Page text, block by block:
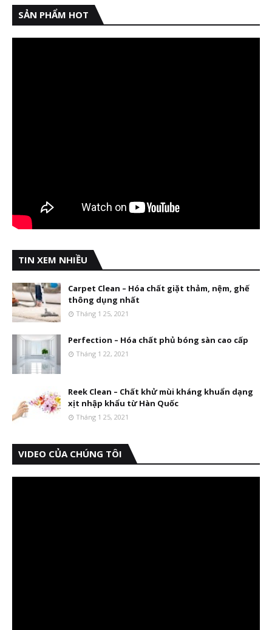
SẢN PHẨM HOT
TIN XEM NHIỀU
Carpet Clean – Hóa chất giặt thảm, nệm, ghế
thông dụng nhất
Tháng 1 25, 2021
Perfection – Hóa chất phủ bóng sàn cao cấp
Tháng 1 22, 2021
Reek Clean – Chất khử mùi kháng khuẩn dạng
xịt nhập khẩu từ Hàn Quốc
Tháng 1 25, 2021
VIDEO CỦA CHÚNG TÔI